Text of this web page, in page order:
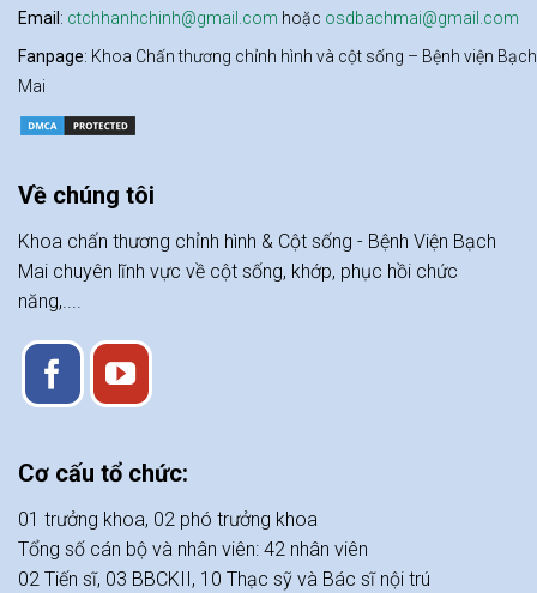
Email: ctchhanhchinh@gmail.com hoặc osdbachmai@gmail.com
Fanpage: Khoa Chấn thương chỉnh hình và cột sống – Bệnh viện Bạch
Mai
Về chúng tôi
Khoa chấn thương chỉnh hình & Cột sống - Bệnh Viện Bạch
Mai chuyên lĩnh vực về cột sống, khớp, phục hồi chức
năng,....
Cơ cấu tổ chức:
01 trưởng khoa, 02 phó trưởng khoa
Tổng số cán bộ và nhân viên: 42 nhân viên
02 Tiến sĩ, 03 BBCKII, 10 Thạc sỹ và Bác sĩ nội trú